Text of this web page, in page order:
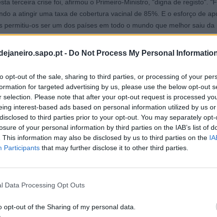
- Do Not Process My Personal
opt-out of the sale, sharing to third parties, or processing of your
for targeted advertising by us, please use the below opt-out
selection. Please note that after your opt-out request is processed
interest-based ads based on personal information utilized by us
to third parties prior to your opt-out. You may separately
of your personal information by third parties on the IAB’s list of
This information may also be disclosed by us to third parties on the
Participants that may further disclose it to other third parties.
Data Processing Opt Outs
opt-out of the Sharing of my personal data.
terceira crise foi, afirmou o Primeiro-Ministro, "digna de registo".
a atingir uma taxa de cobertura vacinal de 85%. E o esforço de
permitiu-os ser um dos países em todo o mundo que melhor saiu da
disse.
efeitos da pandemia, que ainda se faziam sentir, e da guerra entre
conflito "veio agravar uma situação que já vinha da pandemia, com
abastecimento, que nos conduziu à maior crise inflacionista dos
juro pelo Banco Central Europeu em resposta à subida da
em que o crédito à habitação tem um peso elevado e a taxa
juntamente com a subida dos preços no supermercado, agravou
outubro de 2022 tivemos uma subida dramática da inflação, chegámos
inflação, até chegarmos a uma inflação de 2,1% em fevereiro